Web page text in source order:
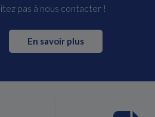
pas à nous contacter !
En savoir plus